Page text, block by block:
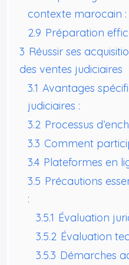
contexte marocain :
2.9 Préparation
3 Réussir ses
des ventes judiciaires
3.1 Avantages
judiciaires :
3.2 Processus
3.3 Comment
3.4 Plateformes en
3.5 Précautions
:
3.5.1 Évaluation
3.5.2 Évaluation
3.5.3 Démarches